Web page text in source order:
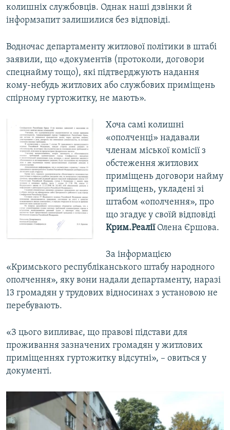
колишніх службовців. Однак наші дзвінки й
інформзапит залишилися без відповіді.
Водночас департаменту житлової політики в штабі
заявили, що «документів (протоколи, договори
спецнайму тощо), які підтверджують надання
кому-небудь житлових або службових приміщень
спірному гуртожитку, не мають».
Хоча самі колишні
«ополченці» надавали
членам міської комісії з
обстеження житлових
приміщень договори найму
приміщень, укладені зі
штабом «ополчення», про
що згадує у своїй відповіді
Крим.РеаліїОлена Єршова.
За інформацією
«Кримського республіканського штабу народного
ополчення», яку вони надали департаменту, наразі
13 громадян у трудових відносинах з установою не
перебувають.
«З цього випливає, що правові підстави для
проживання зазначених громадян у житлових
приміщеннях гуртожитку відсутні», – овиться у
документі.